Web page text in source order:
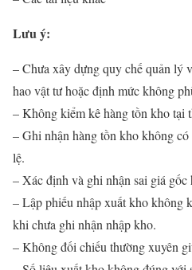
Lưu ý:
– Chưa xây dựng quy chế quản lý
hao vật tư hoặc định mức không
– Không kiểm kê hàng tồn kho tại
– Ghi nhận hàng tồn kho không
lệ.
– Xác định và ghi nhận sai giá gốc
– Lập phiếu nhập xuất kho không
khi chưa ghi nhận nhập kho.
– Không đối chiếu thường xuyên